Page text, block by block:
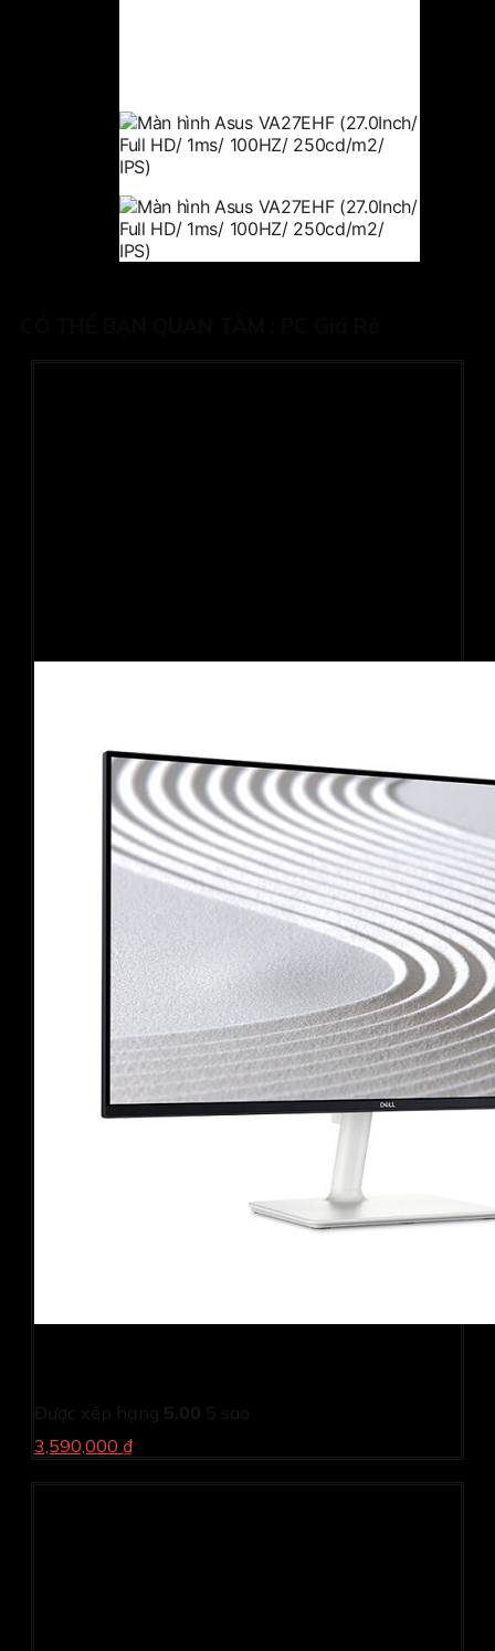
Được xếp hạng 5.00 5 sao
3,590,000 ₫